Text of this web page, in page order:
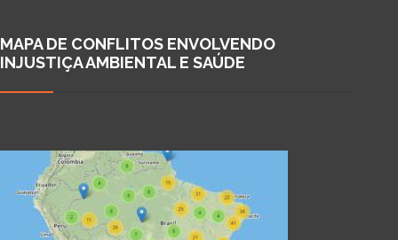
MAPA DE CONFLITOS ENVOLVENDO
INJUSTIÇA AMBIENTAL E SAÚDE